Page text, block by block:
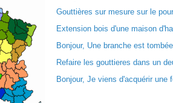
Gouttières sur mesure sur le
Extension bois d'une maison
Bonjour, Une branche est
Refaire les gouttieres dans un
Bonjour, Je viens d'acquérir une